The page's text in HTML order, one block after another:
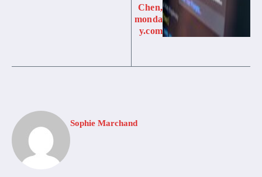
Chen,
monda
y.com
Sophie Marchand